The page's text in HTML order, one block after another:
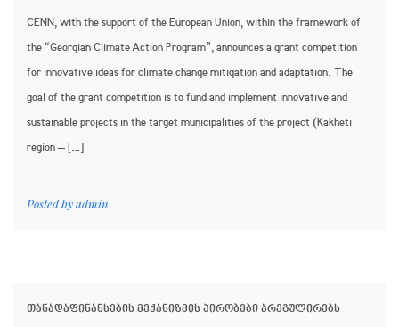
CENN, with the support of the European Union, within the framework of
the “Georgian Climate Action Program”, announces a grant competition
for innovative ideas for climate change mitigation and adaptation. The
goal of the grant competition is to fund and implement innovative and
sustainable projects in the target municipalities of the project (Kakheti
region – […]
Posted byadmin
თანადაფინანსების მექანიზმის პირობები არეგულირებს